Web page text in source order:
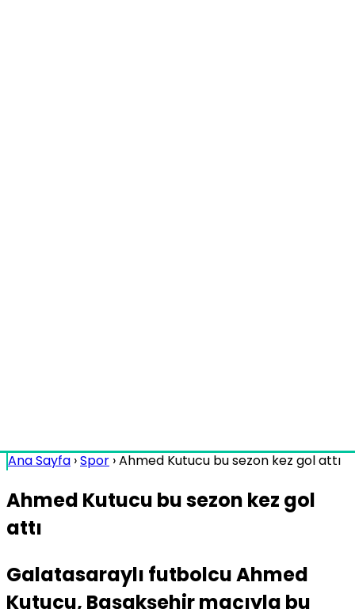
Ana Sayfa ›Spor ›Ahmed Kutucu bu sezon kez gol attı
Ahmed Kutucu bu sezon kez gol
attı
Galatasaraylı futbolcu Ahmed
Kutucu, Başakşehir maçıyla bu